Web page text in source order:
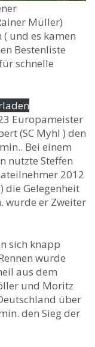
Müller)
und es kamen
Bestenliste
schnelle
Europameister
(SC Myhl ) den
Bei einem
nutzte Steffen
2012
die Gelegenheit
wurde er Zweiter
sich knapp
wurde
aus dem
und Moritz
über
den Sieg der